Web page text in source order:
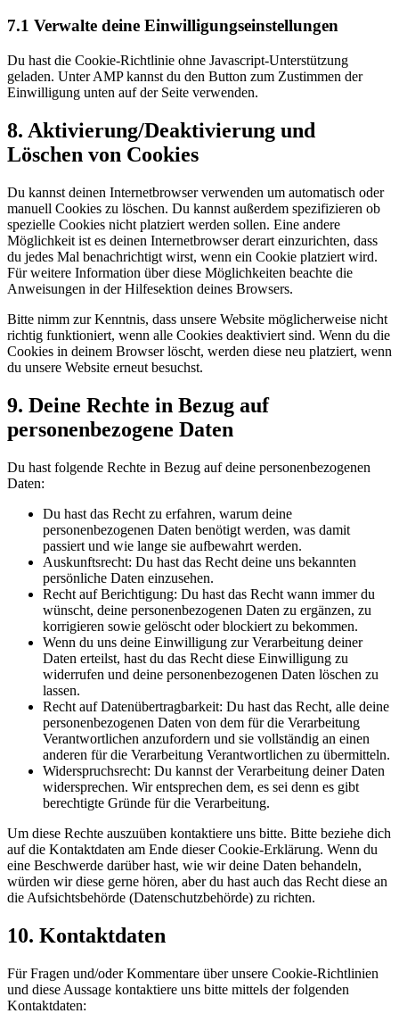
7.1 Verwalte deine Einwilligungseinstellungen
Du hast die Cookie-Richtlinie ohne Javascript-Unterstützung
geladen. Unter AMP kannst du den Button zum Zustimmen der
Einwilligung unten auf der Seite verwenden.
8. Aktivierung/Deaktivierung und
Löschen von Cookies
Du kannst deinen Internetbrowser verwenden um automatisch oder
manuell Cookies zu löschen. Du kannst außerdem spezifizieren ob
spezielle Cookies nicht platziert werden sollen. Eine andere
Möglichkeit ist es deinen Internetbrowser derart einzurichten, dass
du jedes Mal benachrichtigt wirst, wenn ein Cookie platziert wird.
Für weitere Information über diese Möglichkeiten beachte die
Anweisungen in der Hilfesektion deines Browsers.
Bitte nimm zur Kenntnis, dass unsere Website möglicherweise nicht
richtig funktioniert, wenn alle Cookies deaktiviert sind. Wenn du die
Cookies in deinem Browser löscht, werden diese neu platziert, wenn
du unsere Website erneut besuchst.
9. Deine Rechte in Bezug auf
personenbezogene Daten
Du hast folgende Rechte in Bezug auf deine personenbezogenen
Daten:
Du hast das Recht zu erfahren, warum deine
personenbezogenen Daten benötigt werden, was damit
passiert und wie lange sie aufbewahrt werden.
Auskunftsrecht: Du hast das Recht deine uns bekannten
persönliche Daten einzusehen.
Recht auf Berichtigung: Du hast das Recht wann immer du
wünscht, deine personenbezogenen Daten zu ergänzen, zu
korrigieren sowie gelöscht oder blockiert zu bekommen.
Wenn du uns deine Einwilligung zur Verarbeitung deiner
Daten erteilst, hast du das Recht diese Einwilligung zu
widerrufen und deine personenbezogenen Daten löschen zu
lassen.
Recht auf Datenübertragbarkeit: Du hast das Recht, alle deine
personenbezogenen Daten von dem für die Verarbeitung
Verantwortlichen anzufordern und sie vollständig an einen
anderen für die Verarbeitung Verantwortlichen zu übermitteln.
Widerspruchsrecht: Du kannst der Verarbeitung deiner Daten
widersprechen. Wir entsprechen dem, es sei denn es gibt
berechtigte Gründe für die Verarbeitung.
Um diese Rechte auszuüben kontaktiere uns bitte. Bitte beziehe dich
auf die Kontaktdaten am Ende dieser Cookie-Erklärung. Wenn du
eine Beschwerde darüber hast, wie wir deine Daten behandeln,
würden wir diese gerne hören, aber du hast auch das Recht diese an
die Aufsichtsbehörde (Datenschutzbehörde) zu richten.
10. Kontaktdaten
Für Fragen und/oder Kommentare über unsere Cookie-Richtlinien
und diese Aussage kontaktiere uns bitte mittels der folgenden
Kontaktdaten: